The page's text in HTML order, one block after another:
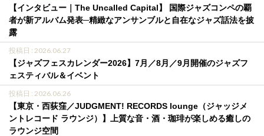
【インタビュー｜The Uncalled Capital】 国際ジャズコンペの覇
者が新アルバム発表─精緻なアンサンブルと自在なジャズ話法を披
露
投稿日 : 2026.06.27
【ジャズフェスカレンダー2026】7月／8月／9月開催のジャズフ
ェスティバル＆イベント
投稿日 : 2026.06.26
【東京・西荻窪／JUDGMENT! RECORDS lounge（ジャッジメ
ントレコード ラウンジ）】上質な音・酒・珈琲が楽しめる癒しの
ラウンジ空間